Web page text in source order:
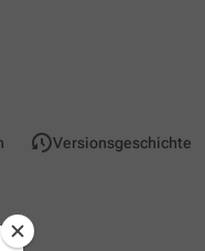
Versionsgeschichte